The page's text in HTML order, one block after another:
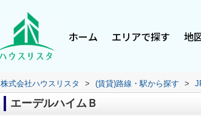
ホーム エリアで探す 地
株式会社ハウスリスタ > (賃貸)路線・駅から探す >
エーデルハイムＢ